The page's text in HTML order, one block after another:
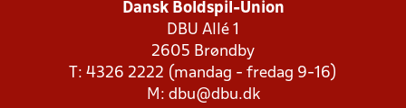
Dansk Boldspil-Union
DBU Allé 1
2605 Brøndby
T: 4326 2222 (mandag - fredag 9-16)
M: dbu@dbu.dk